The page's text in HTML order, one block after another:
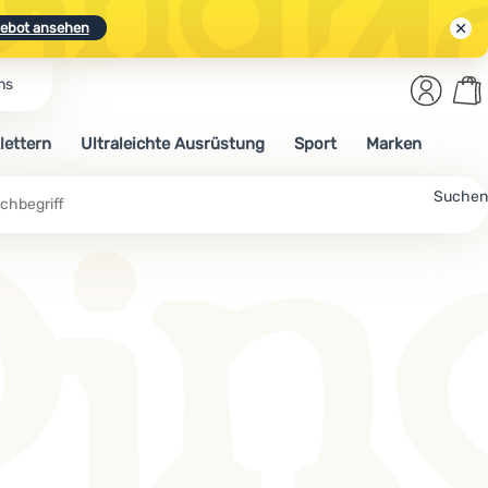
ansehen
ansehen
Suchen
Anmelden
Ultraleichte Ausrüstung Sport Marken